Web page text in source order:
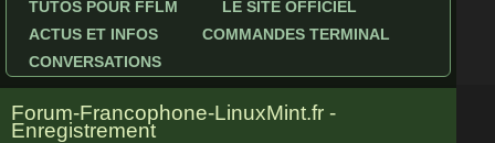
e
TUTOS POUR FFLM
LE SITE OFFICIEL
ACTUS ET INFOS
COMMANDES TERMINAL
CONVERSATIONS
Forum-Francophone-LinuxMint.fr -
Enregistrement